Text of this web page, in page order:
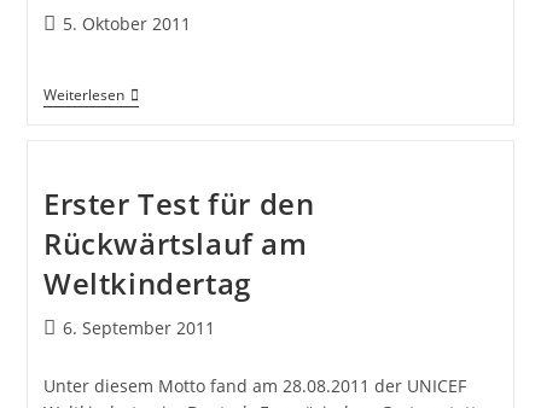
5. Oktober 2011
Weiterlesen
Erster Test für den
Rückwärtslauf am
Weltkindertag
6. September 2011
Unter diesem Motto fand am 28.08.2011 der UNICEF